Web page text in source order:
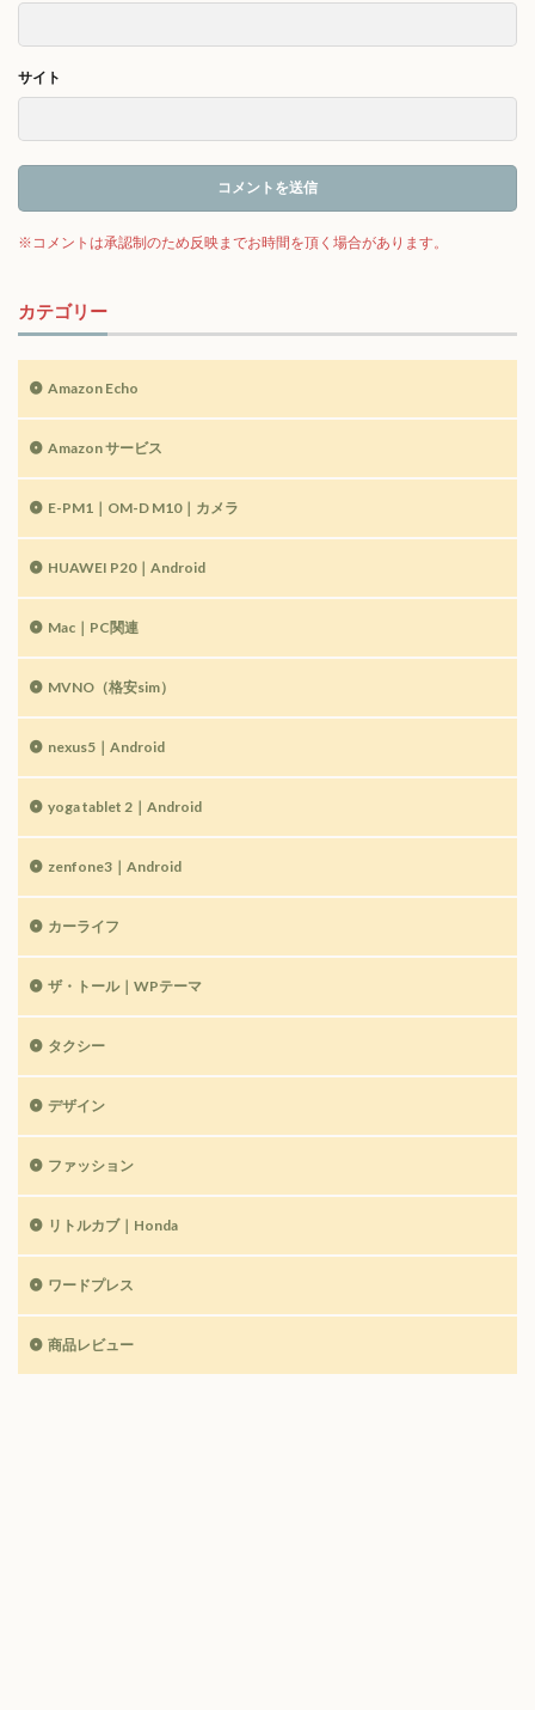
サイト
カテゴリー
Amazon Echo
Amazon サービス
E-PM1｜OM-D M10｜カメラ
HUAWEI P20｜Android
Mac｜PC関連
MVNO（格安sim）
nexus5｜Android
yoga tablet 2｜Android
zenfone3｜Android
カーライフ
ザ・トール｜WPテーマ
タクシー
デザイン
ファッション
リトルカブ｜Honda
ワードプレス
商品レビュー